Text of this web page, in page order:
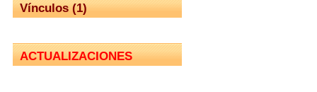
Vínculos (1)
ACTUALIZACIONES